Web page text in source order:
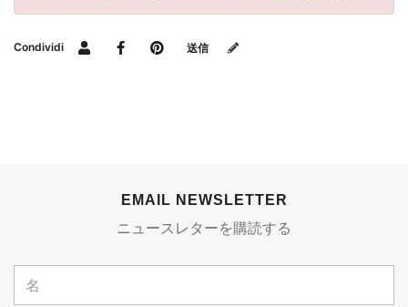
Condividi 送信
EMAIL NEWSLETTER
ニュースレターを購読する